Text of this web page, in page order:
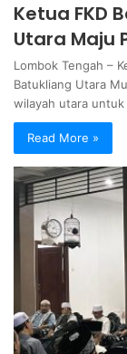
Ketua FKD
Utara Maju
Lombok Tengah –
Batukliang Utara
wilayah utara
Read More »